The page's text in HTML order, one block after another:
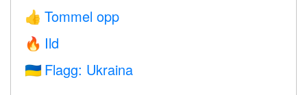
👍 Tommel opp
🔥 Ild
🇺🇦 Flagg: Ukraina